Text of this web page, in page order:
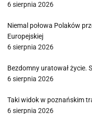
6 sierpnia 2026
Niemal połowa Polaków
Europejskiej
6 sierpnia 2026
Bezdomny uratował życie.
6 sierpnia 2026
Taki widok w poznańskim
6 sierpnia 2026